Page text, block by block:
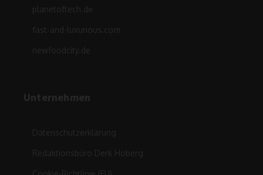
planetoftech.de
fast-and-luxurious.com
newfoodcity.de
Unternehmen
Datenschutzerklärung
Redaktionsbüro Derk Hoberg